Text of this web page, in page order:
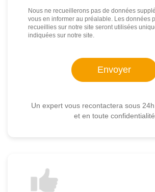
Nous ne recueillerons pas de données
vous en informer au préalable. Les données
recueillies sur notre site seront utilisées
indiquées sur notre site.
Un expert vous recontactera sous
et en toute confidentialité